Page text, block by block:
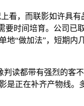
看，而联影如许具
要时间培育。公司已
地“做加法”，短期内
读都带有强烈的客
是正在补齐产物线